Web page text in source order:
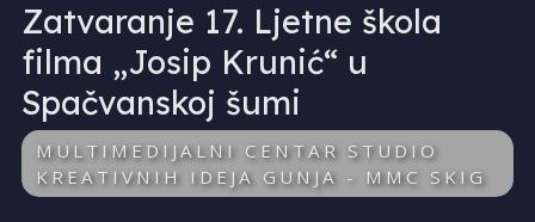
Zatvaranje 17. Ljetne škola
filma „Josip Krunić“ u
Spačvanskoj šumi
MULTIMEDIJALNI CENTAR STUDIO
KREATIVNIH IDEJA GUNJA - MMC SKIG